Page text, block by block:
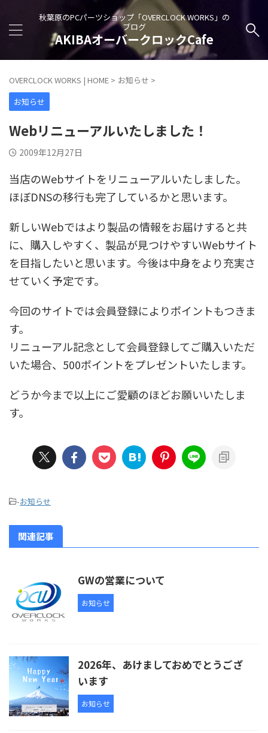
秋葉原のPCパーツショップ「OVERCLOCK WORKS」の
ブログ
AKIBAオーバークロックCafe
OVERCLOCK WORKS | HOME > お知らせ >
お知らせ
Webリニューアルいたしました！
2009年12月27日
当店のWebサイトをリニューアルいたしました。
ほぼDNSの移行も完了しているかと思います。
新しいWebではより製品の情報をお届けすると共
に、購入しやすく、製品が見つけやすいWebサイト
を目指したいと思います。今後は中身をより充実さ
せていく予定です。
今回のサイトでは会員登録によりポイントもつきま
す。
リニューアル記念として会員登録してご購入いただ
いた場合、500ポイントをプレゼントいたします。
どうか今まで以上にご愛顧のほどお願いいたしま
す。
-お知らせ
関連記事
GWの営業について
お知らせ
2026年、あけましておめでとうござ
います
お知らせ